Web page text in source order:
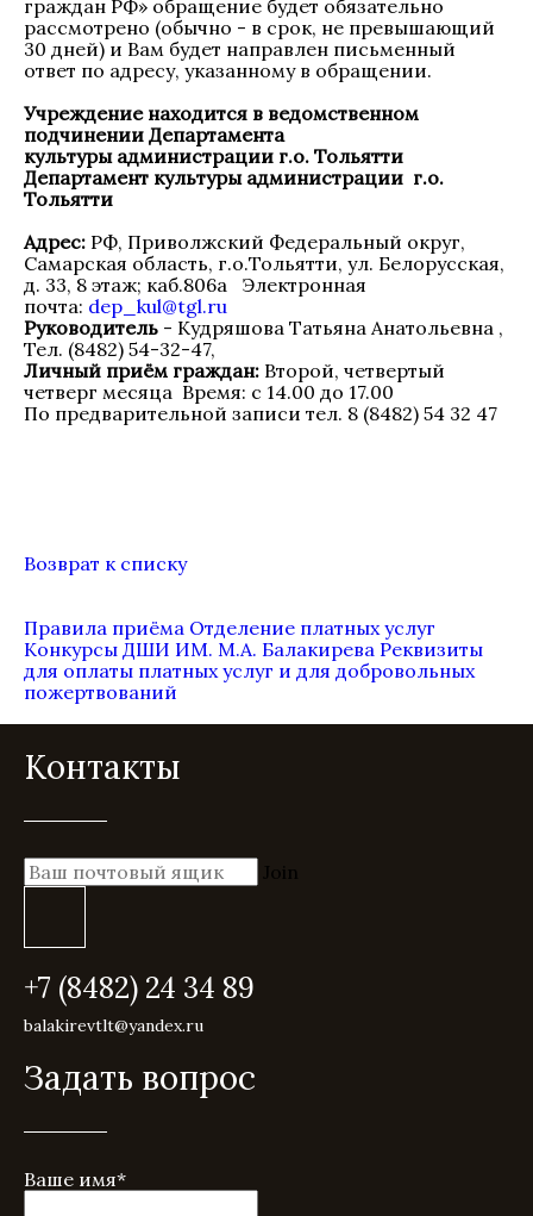
граждан РФ» обращение будет обязательно
рассмотрено (обычно - в срок, не превышающий
30 дней) и Вам будет направлен письменный
ответ по адресу, указанному в обращении.
Учреждение находится в ведомственном
подчинении Департамента
культуры администрации г.о. Тольятти
Департамент культуры администрации г.о.
Тольятти
Адрес: РФ, Приволжский Федеральный округ,
Самарская область, г.о.Тольятти, ул. Белорусская,
д. 33, 8 этаж; каб.806а Электронная
почта: dep_kul@tgl.ru
Руководитель - Кудряшова Татьяна Анатольевна ,
Тел. (8482) 54-32-47,
Личный приём граждан: Второй, четвертый
четверг месяца Время: с 14.00 до 17.00
По предварительной записи тел. 8 (8482) 54 32 47
Возврат к списку
Правила приёма Отделение платных услуг
Конкурсы ДШИ ИМ. М.А. Балакирева Реквизиты
для оплаты платных услуг и для добровольных
пожертвований
Контакты
Join
+7 (8482) 24 34 89
balakirevtlt@yandex.ru
Задать вопрос
Ваше имя*